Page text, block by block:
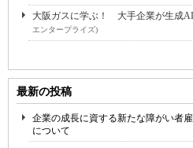
大阪ガスに学ぶ！ 大手企業が生成
エンタープライズ)
最新の投稿
企業の成長に資する新たな障がい者
について